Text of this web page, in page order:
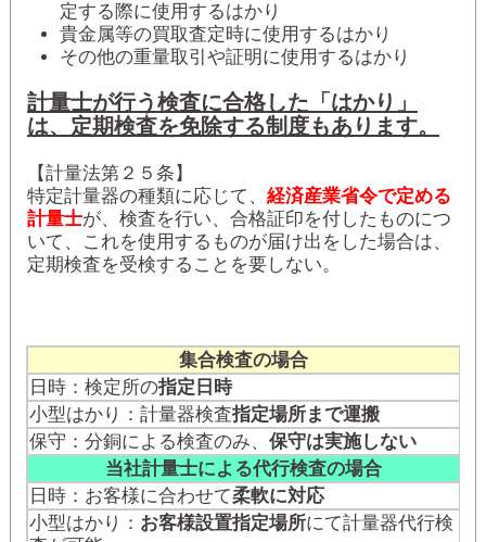
定する際に使用するはかり
貴金属等の買取査定時に使用するはかり
その他の重量取引や証明に使用するはかり
計量士が行う検査に合格した「はかり」
は、定期検査を免除する制度もあります。
【計量法第２５条】
特定計量器の種類に応じて、 経済産業省令で定める
計量士が、検査を行い、合格証印を付したものにつ
いて、これを使用するものが届け出をした場合は、
定期検査を受検することを要しない。
集合検査の場合
日時：検定所の指定日時
小型はかり：計量器検査指定場所まで運搬
保守：分銅による検査のみ、 保守は実施しない
当社計量士による代行検査の場合
日時：お客様に合わせて柔軟に対応
小型はかり： お客様設置指定場所にて計量器代行検